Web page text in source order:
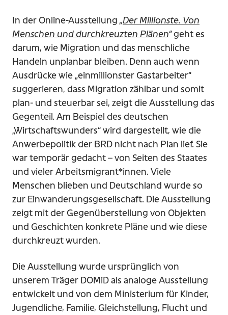
In der Online-Ausstellung„Der Millionste. Von
Menschen und durchkreuzten Plänen“geht es
darum, wie Migration und das menschliche
Handeln unplanbar bleiben. Denn auch wenn
Ausdrücke wie „einmillionster Gastarbeiter“
suggerieren, dass Migration zählbar und somit
plan- und steuerbar sei, zeigt die Ausstellung das
Gegenteil. Am Beispiel des deutschen
„Wirtschaftswunders“ wird dargestellt, wie die
Anwerbepolitik der BRD nicht nach Plan lief. Sie
war temporär gedacht – von Seiten des Staates
und vieler Arbeitsmigrant*innen. Viele
Menschen blieben und Deutschland wurde so
zur Einwanderungsgesellschaft. Die Ausstellung
zeigt mit der Gegenüberstellung von Objekten
und Geschichten konkrete Pläne und wie diese
durchkreuzt wurden.
Die Ausstellung wurde ursprünglich von
unserem Träger DOMiD als analoge Ausstellung
entwickelt und von dem Ministerium für Kinder,
Jugendliche, Familie, Gleichstellung, Flucht und